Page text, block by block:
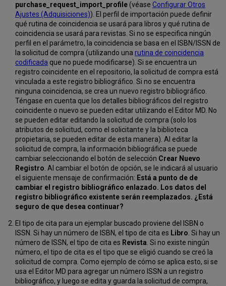
purchase_request_import_profile(véase Configurar Otros
Ajustes (Adquisiciones)). El perfil de importación puede definir
qué rutina de coincidencia se usará para libros y qué rutina de
coincidencia se usará para revistas. Si no se especifica ningún
perfil en el parámetro, la coincidencia se basa en el ISBN/ISSN de
la solicitud de compra (utilizando una rutina de coincidencia
codificada que no puede modificarse). Si se encuentra un
registro coincidente en el repositorio, la solicitud de compra está
vinculada a este registro bibliográfico. Si no se encuentra
ninguna coincidencia, se crea un nuevo registro bibliográfico.
Téngase en cuenta que los detalles bibliográficos del registro
coincidente o nuevo se pueden editar utilizando el Editor MD. No
se pueden editar editando la solicitud de compra (solo los
atributos de solicitud, como el solicitante y la biblioteca
propietaria, se pueden editar de esta manera). Al editar la
solicitud de compra, la información bibliográfica se puede
cambiar seleccionando el botón de selección Crear Nuevo
Registro. Al cambiar el botón de opción, se le indicará al usuario
el siguiente mensaje de confirmación: Está a punto de de
cambiar el registro bibliográfico enlazado. Los datos del
registro bibliográfico existente serán reemplazados. ¿Está
seguro de que desea continuar?
El tipo de cita para un ejemplar buscado proviene del ISBN o
ISSN. Si hay un número de ISBN, el tipo de cita es Libro. Si hay un
número de ISSN, el tipo de cita es Revista. Si no existe ningún
número, el tipo de cita es el tipo que se eligió cuando se creó la
solicitud de compra. Como ejemplo de cómo se aplica esto, si se
usa el Editor MD para agregar un número ISSN a un registro
bibliográfico, y luego se edita y guarda la solicitud de compra,